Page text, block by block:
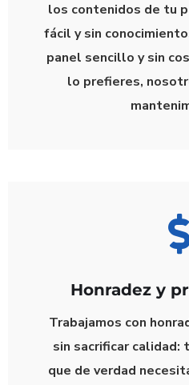
los contenidos de tu
fácil y sin
panel sencillo y sin
lo prefieres,
Honradez y
Trabajamos con
sin sacrificar
que de verdad